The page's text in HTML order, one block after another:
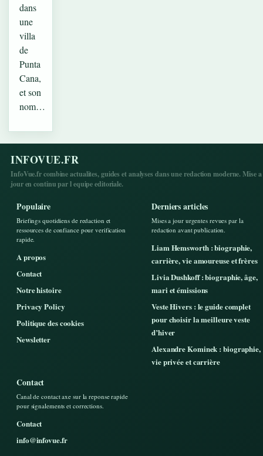
dans
une
villa
de
Punta
Cana,
et son
nom…
INFOVUE.FR
InfoVue.fr combine actualites, guides et analyses dans une redaction moderne. Mise a
jour en continu par l equipe editoriale.
Populaire
Briefings quotidiens de redaction et
ressources de confiance pour verification
rapide.
A propos
Contact
Notre histoire
Privacy Policy
Politique des cookies
Newsletter
Derniers articles
Mises a jour urgentes revues par la
redaction avant publication.
Liam Hemsworth : biographie,
carrière, vie amoureuse et frères
Livia Dushkoff : biographie, âge,
mari et émissions
Veste Hivers : le guide complet
pour choisir la meilleure veste
d’hiver
Alexandre Kominek : biographie,
vie privée et carrière
Contact
Canal de contact axe sur la reponse rapide
pour signalements et corrections.
Contact
info@infovue.fr